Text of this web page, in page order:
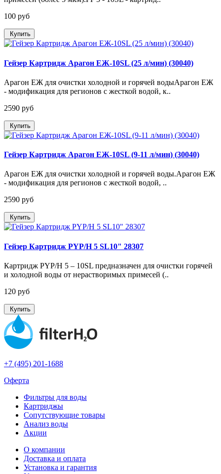
100 руб
Купить
Гейзер Картридж Арагон ЕЖ-10SL (25 л/мин) (30040)
Арагон ЕЖ для очистки холодной и горячей водыАрагон ЕЖ
- модификация для регионов с жесткой водой, к..
2590 руб
Купить
Гейзер Картридж Арагон ЕЖ-10SL (9-11 л/мин) (30040)
Арагон ЕЖ для очистки холодной и горячей воды.Арагон ЕЖ
- модификация для регионов с жесткой водой, ..
2590 руб
Купить
Гейзер Картридж PYP/H 5 SL10" 28307
Картридж PYP/H 5 – 10SL предназначен для очистки горячей
и холодной воды от нерастворимых примесей (..
120 руб
Купить
+7 (495) 201-1688
Оферта
Фильтры для воды
Картриджы
Сопутствующие товары
Анализ воды
Акции
О компании
Доставка и оплата
Установка и гарантия